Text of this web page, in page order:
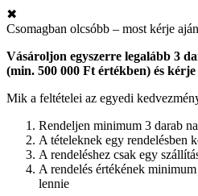
✖
Csomagban olcsóbb – most kérje
Vásároljon egyszerre legalább 3
(min. 500 000 Ft értékben) és
Mik a feltételei az egyedi
Rendeljen minimum 3 darab
A tételeknek egy rendelésben
A rendeléshez csak egy
A rendelés értékének
lennie